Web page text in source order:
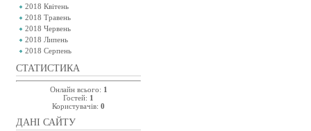
2018 Квітень
2018 Травень
2018 Червень
2018 Липень
2018 Серпень
СТАТИСТИКА
Онлайн всього: 1
Гостей: 1
Користувачів: 0
ДАНІ САЙТУ